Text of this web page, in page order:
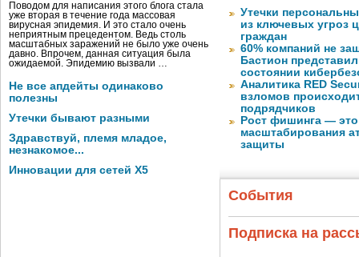
Поводом для написания этого блога стала
уже вторая в течение года массовая
вирусная эпидемия. И это стало очень
неприятным прецедентом. Ведь столь
масштабных заражений не было уже очень
давно. Впрочем, данная ситуация была
ожидаемой. Эпидемию вызвали …
Не все апдейты одинаково
полезны
Утечки бывают разными
Здравствуй, племя младое,
незнакомое...
Инновации для сетей X5
Утечки
из ключевых угроз
граждан
60% компаний не
Бастион
состоянии
Аналитика RED
взломов
подрядчиков
Рост фишинга —
масштабирования
защиты
События
Подписка на